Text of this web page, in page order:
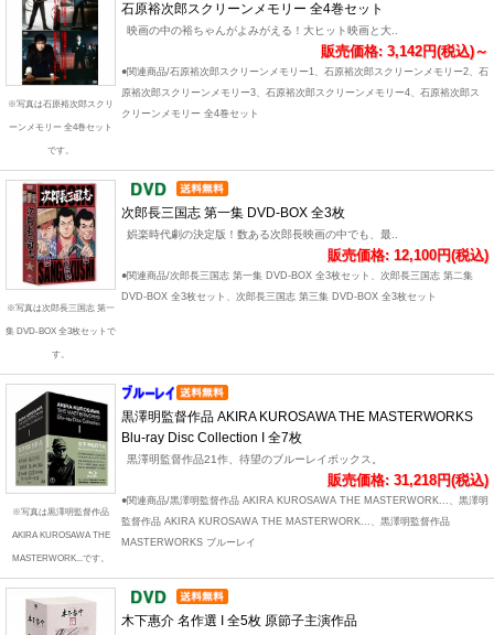
※写真は石原裕次郎スクリ
ーンメモリー 全4巻セット
です。
石原裕次郎スクリーンメモリー 全4巻セット
映画の中の裕ちゃんがよみがえる！大ヒット映画と大..
販売価格: 3,142円(税込)～
●関連商品/石原裕次郎スクリーンメモリー1、石原裕次郎スクリーンメモリー2、石
原裕次郎スクリーンメモリー3、石原裕次郎スクリーンメモリー4、石原裕次郎ス
クリーンメモリー 全4巻セット
※写真は次郎長三国志 第一
集 DVD-BOX 全3枚セットで
す。
次郎長三国志 第一集 DVD-BOX 全3枚
娯楽時代劇の決定版！数ある次郎長映画の中でも、最..
販売価格: 12,100円(税込)
●関連商品/次郎長三国志 第一集 DVD-BOX 全3枚セット、次郎長三国志 第二集
DVD-BOX 全3枚セット、次郎長三国志 第三集 DVD-BOX 全3枚セット
※写真は黒澤明監督作品
AKIRA KUROSAWA THE
MASTERWORK...です。
黒澤明監督作品 AKIRA KUROSAWA THE MASTERWORKS
Blu-ray Disc Collection I 全7枚
黒澤明監督作品21作、待望のブルーレイボックス。
販売価格: 31,218円(税込)
●関連商品/黒澤明監督作品 AKIRA KUROSAWA THE MASTERWORK...、黒澤明
監督作品 AKIRA KUROSAWA THE MASTERWORK...、黒澤明監督作品
MASTERWORKS ブルーレイ
木下惠介 名作選 I 全5枚 原節子主演作品